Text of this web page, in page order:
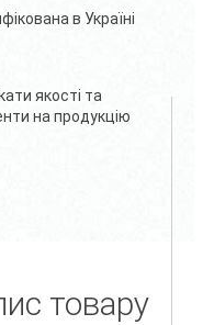
в Україні
якості та
на продукцію
товару